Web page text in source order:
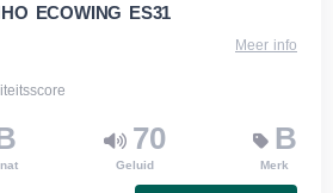
ECOWING ES31
Meer info
70
Geluid
B
Merk